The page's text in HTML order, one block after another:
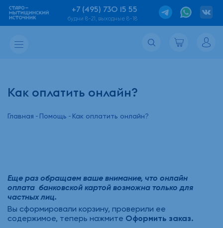
+7 (495) 730 15 55
будни 8-21, выходные 8-18
Как оплатить онлайн?
Главная Помощь Как оплатить онлайн?
Еще раз обращаем ваше внимание, что онлайн
оплата банковской картой возможна только для
частных лиц.
Вы сформировали корзину, проверили ее
содержимое, теперь нажмите Оформить заказ.